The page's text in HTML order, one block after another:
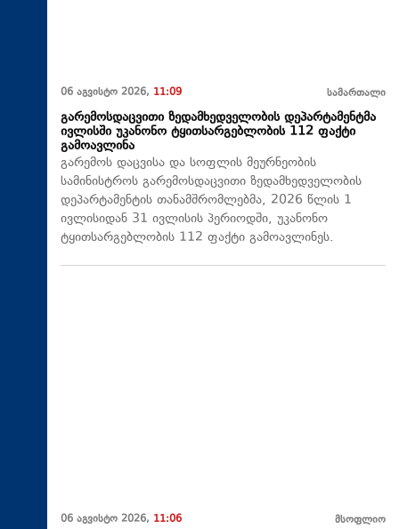
06 აგვისტო 2026, 11:09 სამართალი
გარემოსდაცვითი ზედამხედველობის დეპარტამენტმა
ივლისში უკანონო ტყითსარგებლობის 112 ფაქტი
გამოავლინა
გარემოს დაცვისა და სოფლის მეურნეობის
სამინისტროს გარემოსდაცვითი ზედამხედველობის
დეპარტამენტის თანამშრომლებმა, 2026 წლის 1
ივლისიდან 31 ივლისის პერიოდში, უკანონო
ტყითსარგებლობის 112 ფაქტი გამოავლინეს.
06 აგვისტო 2026, 11:06 მსოფლიო